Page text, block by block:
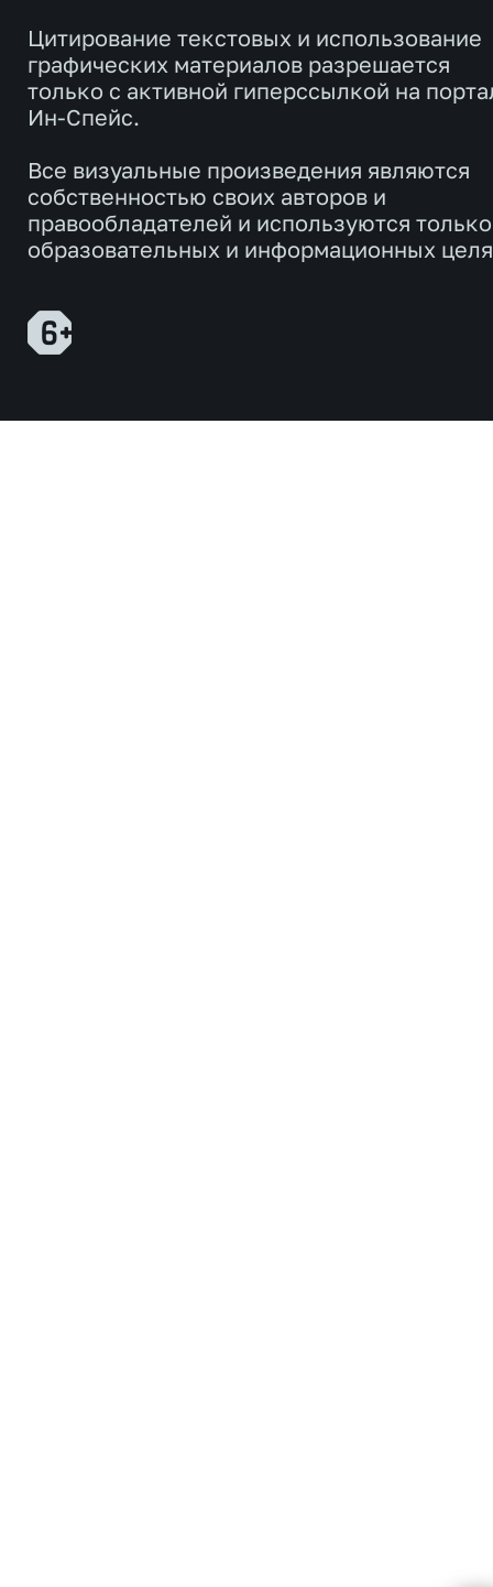
Цитирование текстовых и использование
графических материалов разрешается
только с активной гиперссылкой на
Ин-Спейс.
Все визуальные произведения являются
собственностью своих авторов и
правообладателей и используются
образовательных и информационных